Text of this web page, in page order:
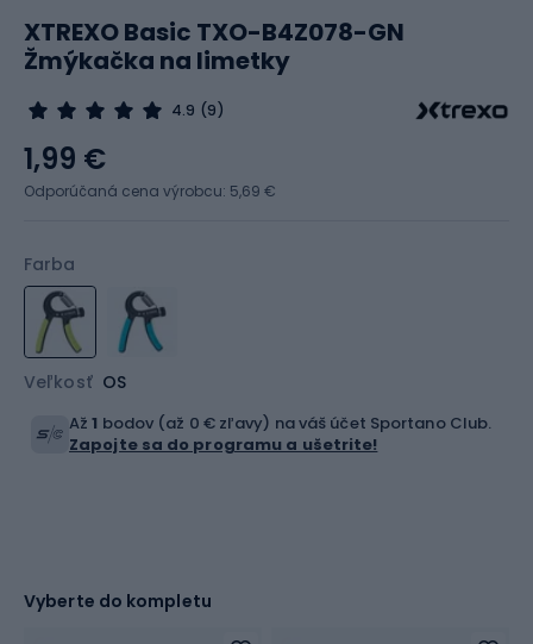
XTREXO Basic TXO-B4Z078-GN
Žmýkačka na limetky
4.9 (9)
Farba
Veľkosť OS
1,99 €
Odporúčaná cena výrobcu: 5,69 €
Až1 bodov (až 0 € zľavy) na váš účet Sportano Club.
Zapojte sa do programu a ušetrite!
Vyberte do kompletu